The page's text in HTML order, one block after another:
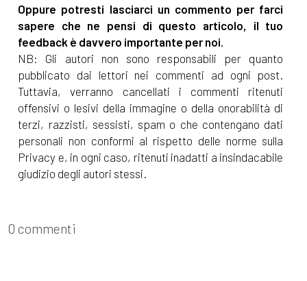
Oppure potresti lasciarci un commento per farci
sapere che ne pensi di questo articolo, il tuo
feedback è davvero importante per noi.
NB: Gli autori non sono responsabili per quanto
pubblicato dai lettori nei commenti ad ogni post.
Tuttavia, verranno cancellati i commenti ritenuti
offensivi o lesivi della immagine o della onorabilità di
terzi, razzisti, sessisti, spam o che contengano dati
personali non conformi al rispetto delle norme sulla
Privacy e, in ogni caso, ritenuti inadatti a insindacabile
giudizio degli autori stessi.
0 commenti